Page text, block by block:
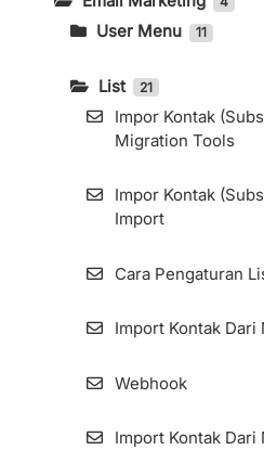
User Menu 11
Pada Form
Pengaturan
Pengaturan
Email
Cara Mendapatkan
Cara Ganti 2 Akun
Remover (ZER)
List 21
Impor Kontak
Migration Tools
Impor Kontak
Import
Cara Pengaturan
Import Kontak Dari
Webhook
Import Kontak Dari